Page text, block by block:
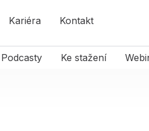
Kariéra Kontakt
Podcasty Ke stažení